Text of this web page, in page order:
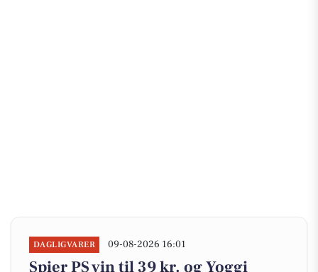
DAGLIGVARER 09-08-2026 16:01
Spier PS vin til 39 kr. og Yoggi